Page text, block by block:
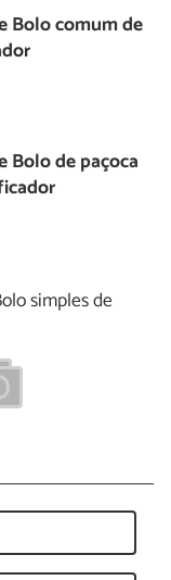
Bolo comum de
Bolo de paçoca
simples de